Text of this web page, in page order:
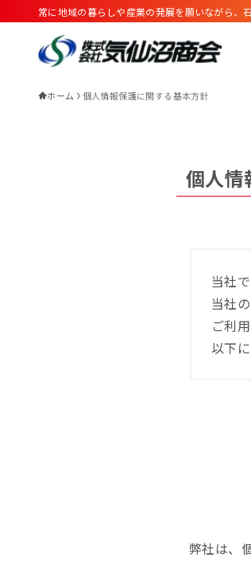
常に地域の暮らしや産業の発展を願いながら、
ホーム 個人情報保護に関する基本方針
個人情
当社
当社
ご利
以下
弊社は、